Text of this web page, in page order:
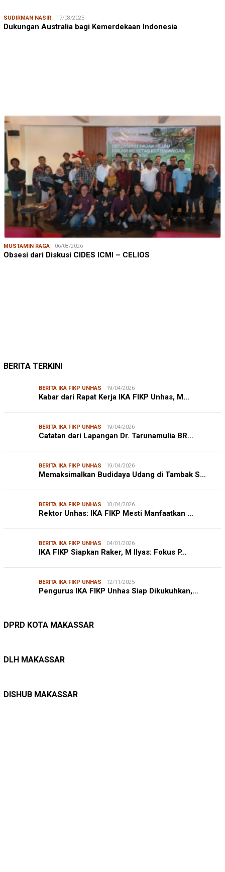
SUDIRMAN NASIR 17/08/2025
Dukungan Australia bagi Kemerdekaan Indonesia
MUSTAMIN RAGA 06/08/2026
Obsesi dari Diskusi CIDES ICMI – CELIOS
BERITA TERKINI
BERITA IKA FIKP UNHAS 19/04/2026
Kabar dari Rapat Kerja IKA FIKP Unhas, M…
BERITA IKA FIKP UNHAS 19/04/2026
Catatan dari Lapangan Dr. Tarunamulia BR…
BERITA IKA FIKP UNHAS 19/04/2026
Memaksimalkan Budidaya Udang di Tambak S…
BERITA IKA FIKP UNHAS 18/04/2026
Rektor Unhas: IKA FIKP Mesti Manfaatkan …
BERITA IKA FIKP UNHAS 04/01/2026
IKA FIKP Siapkan Raker, M Ilyas: Fokus P…
BERITA IKA FIKP UNHAS 12/11/2025
Pengurus IKA FIKP Unhas Siap Dikukuhkan,…
DPRD KOTA MAKASSAR
Kepuasan Publik Tinggi, Andi Makmur Nila…
DLH MAKASSAR
Belanja Pemerintah Bisa Menyelamatkan Hu…
DISHUB MAKASSAR
Pete-pete Laut Makassar Siap Beroperasi …